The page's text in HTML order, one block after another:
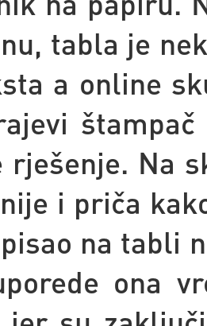
tabla je
a online
rješenje. Na
i priča
na tabli
ona